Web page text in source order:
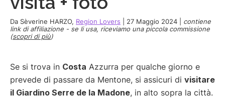
et
Da Sèverine HARZO, Region Lovers 27 Maggio 2024
contiene
link di affiliazione - se li usa, riceviamo una piccola commissione
(scopri di più)
Se si trova in Costa Azzurra per qualche giorno e
prevede di passare da Mentone, si assicuri di visitare
il Giardino Serre de la Madone, in alto sopra la città.